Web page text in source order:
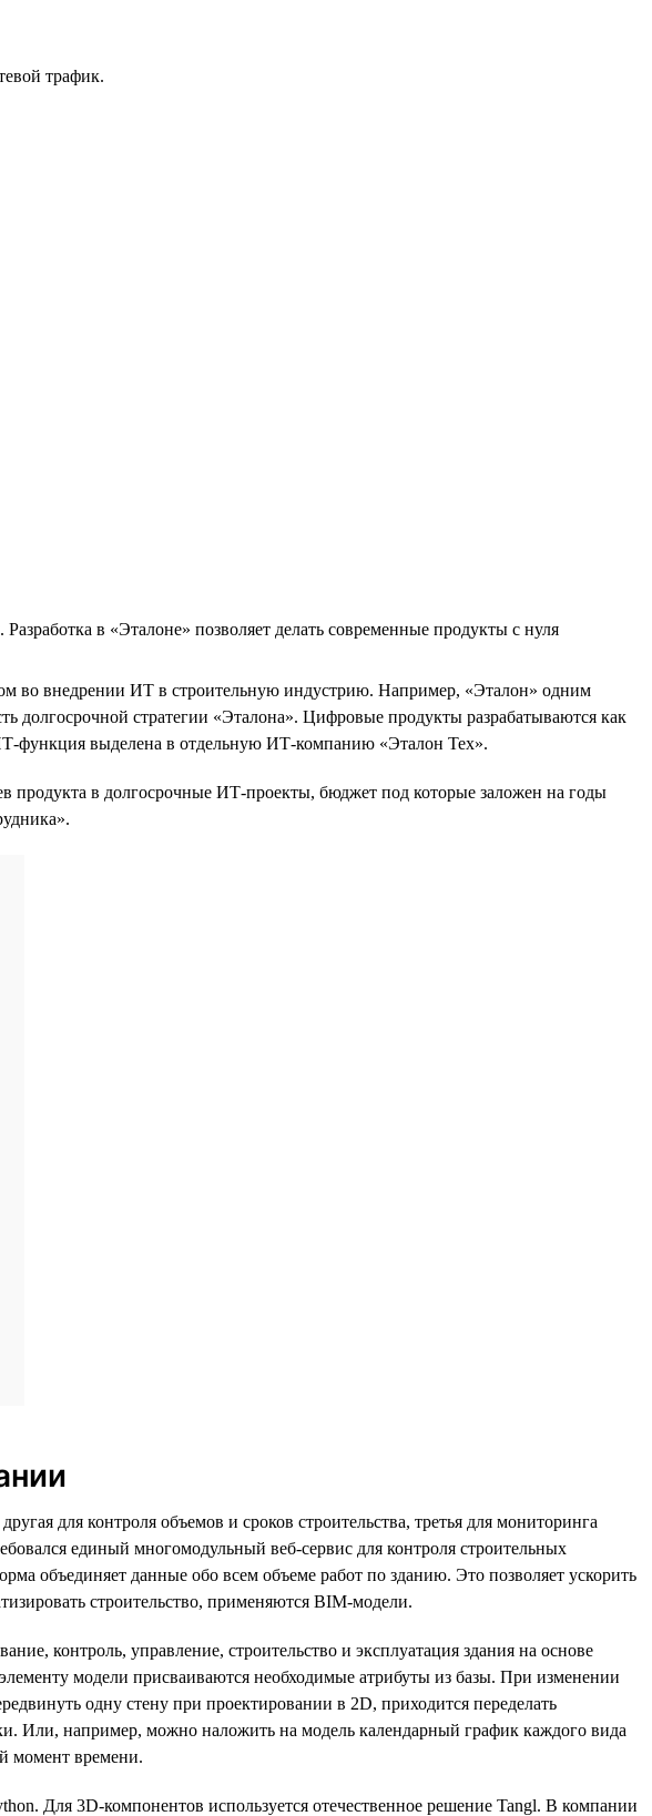
трафик.
в «Эталоне» позволяет делать современные продукты с нуля
во внедрении ИТ в строительную индустрию. Например, «Эталон» одним
стратегии «Эталона». Цифровые продукты разрабатываются как
функция выделена в отдельную ИТ-компанию «Эталон Тех».
продукта в долгосрочные ИТ-проекты, бюджет под которые заложен на годы
для контроля объемов и сроков строительства, третья для мониторинга
единый многомодульный веб-сервис для контроля строительных
объединяет данные обо всем объеме работ по зданию. Это позволяет ускорить
строительство, применяются BIM-модели.
контроль, управление, строительство и эксплуатация здания на основе
модели присваиваются необходимые атрибуты из базы. При изменении
одну стену при проектировании в 2D, приходится переделать
Или, например, можно наложить на модель календарный график каждого вида
момент времени.
Для 3D-компонентов используется отечественное решение Tangl. В компании